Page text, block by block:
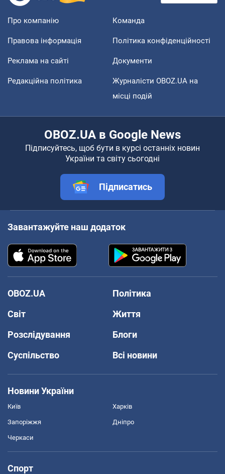
Про компанію Команда
Правова інформація Політика конфіденційності
Реклама на сайті Документи
Редакційна політика
Журналісти OBOZ.UA на
місці подій
OBOZ.UA в Google News
Підписуйтесь, щоб бути в курсі останніх новин
України та світу сьогодні
Підписатись
Завантажуйте наш додаток
OBOZ.UA
Політика
Світ
Життя
Розслідування
Блоги
Суспільство
Всі новини
Новини України
Київ Харків
Запоріжжя Дніпро
Черкаси
Спорт